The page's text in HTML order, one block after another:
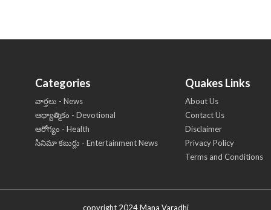
Categories
వార్తలు - News
ఆధ్యాత్మికం - Devotional
ఆరోగ్యం - Health
సినిమా కబుర్లు - Entertainment News
Quakes Links
About Us
Contact Us
Disclaimer
Privacy Policy
Terms and Conditions
copyright 2024 Mana Varadhi